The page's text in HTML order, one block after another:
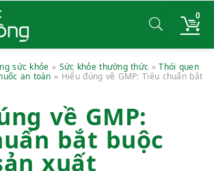
0
sức khỏe » Sức khỏe thường thức »Thói quen
an toàn » Hiểu đúng về GMP: Tiêu chuẩn bắt
về GMP:
bắt buộc
xuất